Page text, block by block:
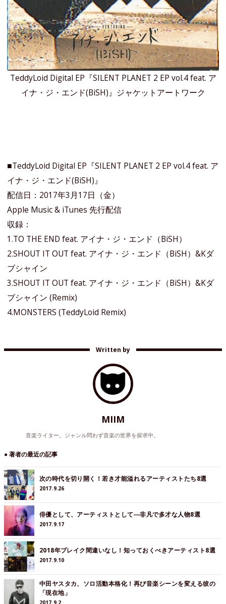
TeddyLoid Digital EP『SILENT PLANET 2 EP vol.4 feat. ア
イナ・ジ・エンド(BiSH)』ジャケットアートワーク
■TeddyLoid Digital EP『SILENT PLANET 2 EP vol.4 feat. ア
イナ・ジ・エンド(BiSH)』
配信日：2017年3月17日（金）
Apple Music & iTunes 先行配信
収録：
1.TO THE END feat. アイナ・ジ・エンド（BiSH）
2.SHOUT IT OUT feat. アイナ・ジ・エンド（BiSH）&Kダ
ブシャイン
3.SHOUT IT OUT feat. アイナ・ジ・エンド（BiSH）&Kダ
ブシャイン (Remix)
4.MONSTERS (TeddyLoid Remix)
Written by
MIIM
音楽ライター。ジャンル問わず音楽の世界を探求中。
● 著者の最近の記事
次の時代を切り開く！若き才能溢れるアーティストたち8選
2017.9.26
俳優として、アーティストとして―非凡で多才な人物8選
2017.9.17
2018年ブレイク間違いなし！知っておくべきアーティスト8選
2017.9.10
中田ヤスタカ、ソロ活動本格化！再び音楽シーンを変える彼の
「現在地」